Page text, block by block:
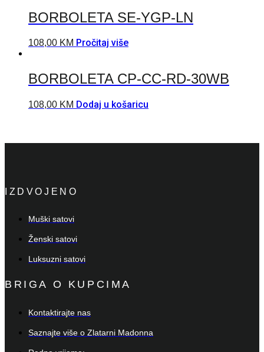
BORBOLETA SE-YGP-LN
108,00 KM Pročitaj više
BORBOLETA CP-CC-RD-30WB
108,00 KM Dodaj u košaricu
IZDVOJENO
Muški satovi
Ženski satovi
Luksuzni satovi
BRIGA O KUPCIMA
Kontaktirajte nas
Saznajte više o Zlatarni Madonna